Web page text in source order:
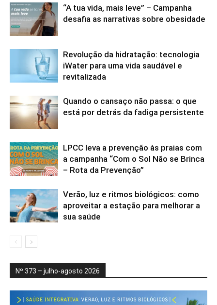
“A tua vida, mais leve” – Campanha
desafia as narrativas sobre obesidade
Revolução da hidratação: tecnologia
iWater para uma vida saudável e
revitalizada
Quando o cansaço não passa: o que
está por detrás da fadiga persistente
LPCC leva a prevenção às praias com
a campanha “Com o Sol Não se Brinca
– Rota da Prevenção”
Verão, luz e ritmos biológicos: como
aproveitar a estação para melhorar a
sua saúde
Nº 373 – julho-agosto 2026